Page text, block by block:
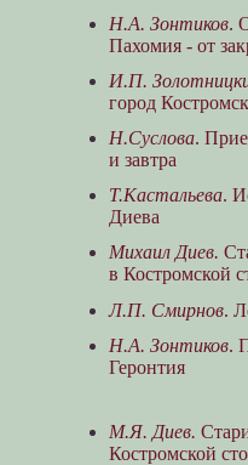
Н.А. Зонтиков.
Пахомия - от
И.П.
город
Н.Суслова.
и завтра
Т.Кастальева.
Диева
Михаил Диев.
в Костромской
Л.П. Смирнов.
Н.А. Зонтиков.
Геронтия
М.Я. Диев.
Костромской